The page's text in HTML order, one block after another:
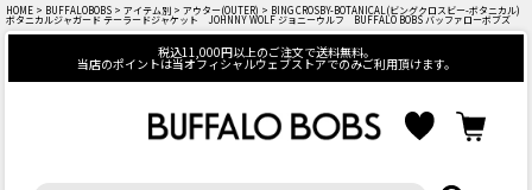
HOME > BUFFALOBOBS > アイテム別 > アウター(OUTER) > BING CROSBY-BOTANICAL(ビングクロスビー-ボタニカル)
ボタニカルジャガード テーラードジャケット JOHNNY WOLF ジョニーウルフ BUFFALO BOBS バッファローボブズ
税込11,000円以上のご注文で送料無料。
当店のポイントは当オフィシャルウェブストアでのみご利用頂けます。